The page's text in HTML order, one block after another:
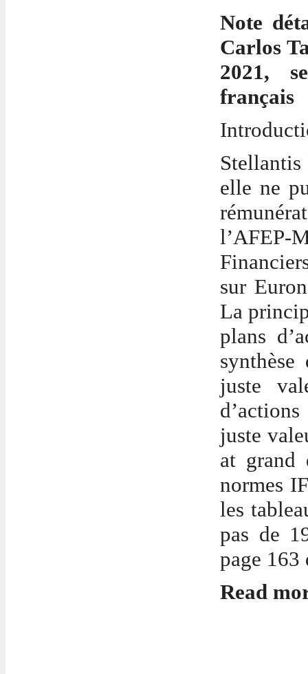
Note
Carlos
2021,
français
Stellantis
elle ne
sur
La
plans
synthèse
juste
juste
at grand
normes
les
pas de
page 163
Read